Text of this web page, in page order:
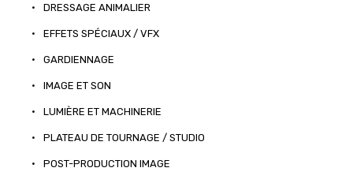
• DRESSAGE ANIMALIER
• EFFETS SPÉCIAUX / VFX
• GARDIENNAGE
• IMAGE ET SON
• LUMIÈRE ET MACHINERIE
• PLATEAU DE TOURNAGE / STUDIO
• POST-PRODUCTION IMAGE